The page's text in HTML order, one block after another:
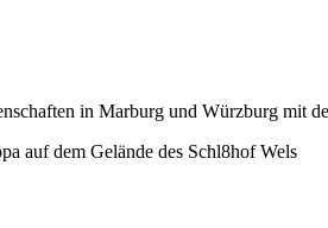
in Marburg und Würzburg mit